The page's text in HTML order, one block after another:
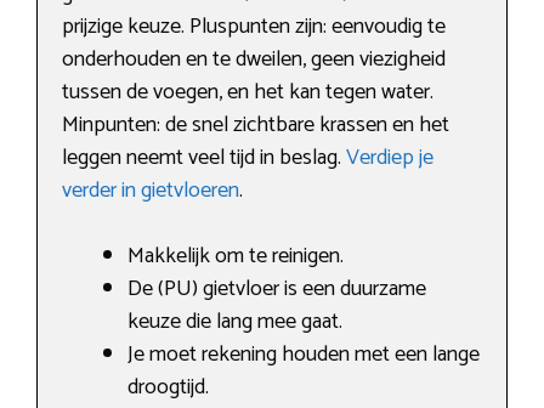
prijzige keuze. Pluspunten zijn: eenvoudig te
onderhouden en te dweilen, geen viezigheid
tussen de voegen, en het kan tegen water.
Minpunten: de snel zichtbare krassen en het
leggen neemt veel tijd in beslag.Verdiep je
verder in gietvloeren.
Makkelijk om te reinigen.
De (PU) gietvloer is een duurzame
keuze die lang mee gaat.
Je moet rekening houden met een lange
droogtijd.